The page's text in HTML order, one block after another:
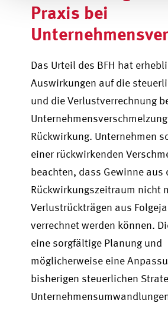
Praxis bei
Das Urteil des BFH hat
Auswirkungen auf die
und die Verlustverrechnung
Rückwirkung. Unternehmen
einer rückwirkenden
beachten, dass Gewinne aus
Rückwirkungszeitraum nicht
Verlustrückträgen aus
verrechnet werden können.
eine sorgfältige Planung und
möglicherweise eine
bisherigen steuerlichen